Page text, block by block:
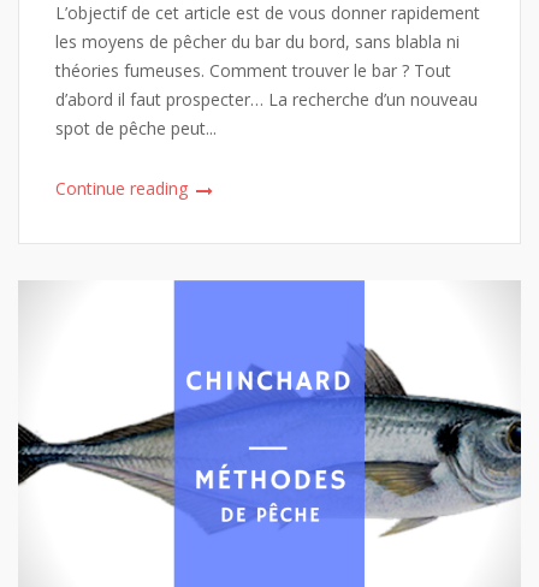
L’objectif de cet article est de vous donner rapidement
les moyens de pêcher du bar du bord, sans blabla ni
théories fumeuses. Comment trouver le bar ? Tout
d’abord il faut prospecter… La recherche d’un nouveau
spot de pêche peut...
Continue reading